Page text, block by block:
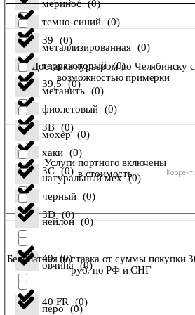
39 (0)
39,5 (0)
3B (0)
3C (0)
3D (0)
40 (0)
40 FR (0)
темно-синий (0)
терракоторый (0)
фиолетовый (0)
хаки (0)
черный (0)
меринос (0)
металлизированная (0)
метанить (0)
мохер (0)
натуральный мех (0)
нейлон (0)
овчина (0)
перо (0)
Доставка курьером по Челябинску с
возможностью примерки
Услуги портного включены
в стоимость
Бесплатная доставка от суммы покупки
руб. по РФ и СНГ